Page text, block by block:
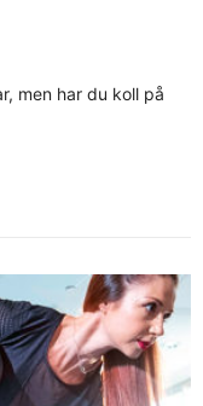
men har du koll på